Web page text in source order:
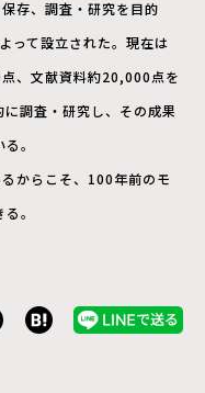
存、調査・研究を目的
って設立された。現在は
、文献資料約20,000点を
調査・研究し、その成果
。
からこそ、100年前のモ
。